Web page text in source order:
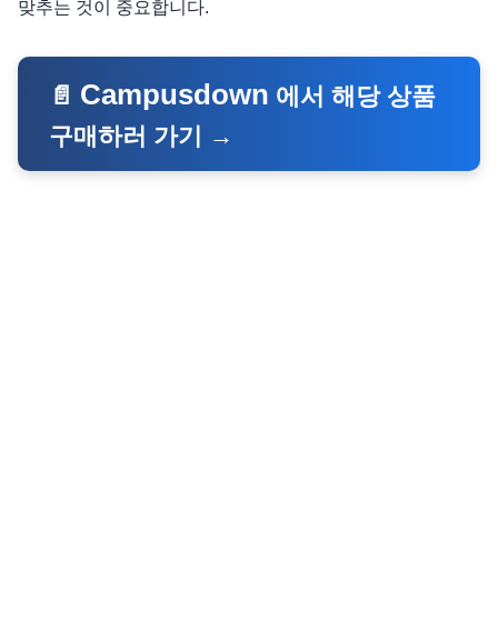
맞추는 것이 중요합니다.
📄 Campusdown 에서 해당 상품
구매하러 가기 →